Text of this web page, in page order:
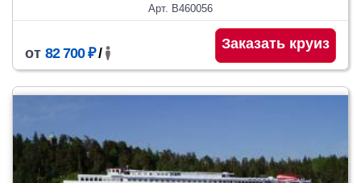
Арт. В460056
от 82 700 ₽/
Заказать круиз